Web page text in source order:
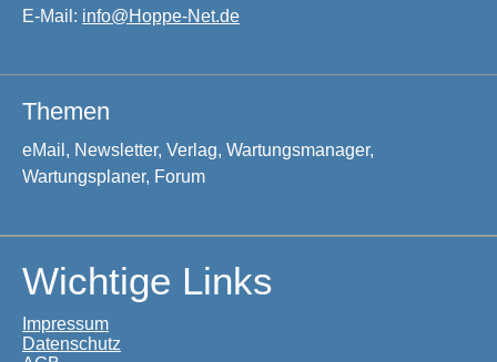
E-Mail: info@Hoppe-Net.de
Themen
eMail, Newsletter, Verlag, Wartungsmanager,
Wartungsplaner, Forum
Wichtige Links
Impressum
Datenschutz